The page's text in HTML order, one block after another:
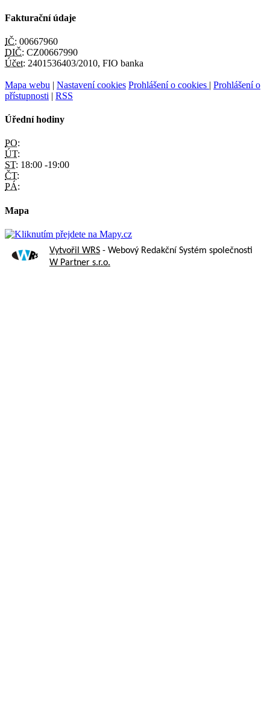
Fakturační údaje
IČ: 00667960
DIČ: CZ00667990
Účet: 2401536403/2010, FIO banka
Mapa webu | Nastavení cookies Prohlášení o cookies | Prohlášení o
přístupnosti | RSS
Úřední hodiny
PO:
ÚT:
ST: 18:00 -19:00
ČT:
PÁ:
Mapa
Vytvořil WRS - Webový Redakční Systém společnosti
W Partner s.r.o.